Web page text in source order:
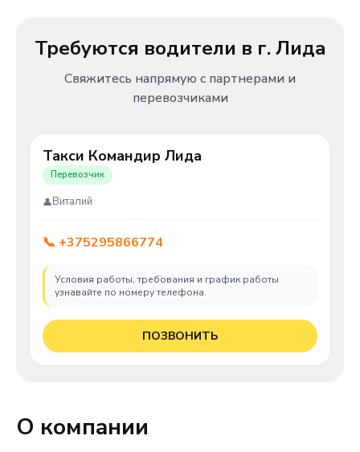
Требуются водители в г. Лида
Свяжитесь напрямую с партнерами и
перевозчиками
Такси Командир Лида
Перевозчик
Виталий
📞 +375295866774
Условия работы, требования и график работы
узнавайте по номеру телефона.
ПОЗВОНИТЬ
О компании